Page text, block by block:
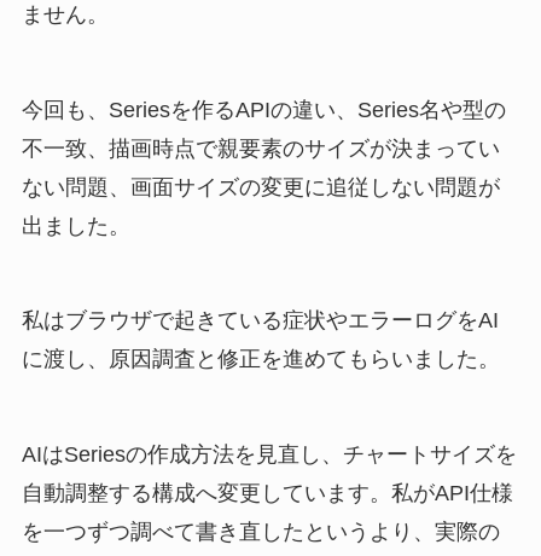
ません。
今回も、Seriesを作るAPIの違い、Series名や型の
不一致、描画時点で親要素のサイズが決まってい
ない問題、画面サイズの変更に追従しない問題が
出ました。
私はブラウザで起きている症状やエラーログをAI
に渡し、原因調査と修正を進めてもらいました。
AIはSeriesの作成方法を見直し、チャートサイズを
自動調整する構成へ変更しています。私がAPI仕様
を一つずつ調べて書き直したというより、実際の